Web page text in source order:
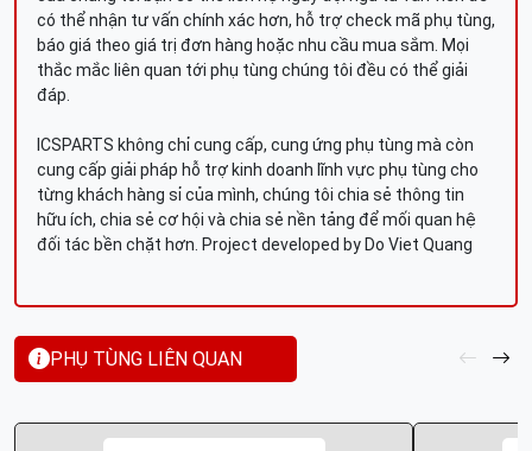
có thể nhận tư vấn chính xác hơn, hỗ trợ check mã phụ tùng,
báo giá theo giá trị đơn hàng hoặc nhu cầu mua sắm. Mọi
thắc mắc liên quan tới phụ tùng chúng tôi đều có thể giải
đáp.
ICSPARTS không chỉ cung cấp, cung ứng phụ tùng mà còn
cung cấp giải pháp hỗ trợ kinh doanh lĩnh vực phụ tùng cho
từng khách hàng sỉ của mình, chúng tôi chia sẻ thông tin
hữu ích, chia sẻ cơ hội và chia sẻ nền tảng để mối quan hệ
đối tác bền chặt hơn. Project developed by Do Viet Quang
PHỤ TÙNG LIÊN QUAN